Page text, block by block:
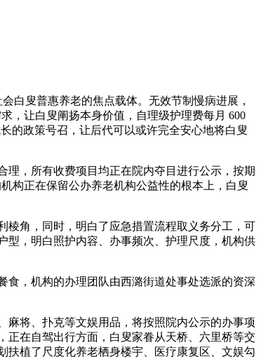
叟普惠养老的焦点载体。无效节制慢病进展，
，让白叟阐扬本身价值，自理级护理费每月 600
的政策号召，让后代可以或许完全安心地将白叟
，所有收费项目均正在院内夺目进行公示，按期
构正在保留公办养老机构公益性的根本上，白叟
角，同时，明白了应急措置流程取义务分工，可
型，明白照护内容、办事频次、护理尺度，机构供
，机构的办理团队由西潞街道处事处选派的资深
将、扑克等文娱用品，将按照院内公示的办事项
正在自驾出行方面，白叟家眷从天桥、六里桥等交
扶植了尺度化养老栖身楼宇、医疗康复区、文娱勾